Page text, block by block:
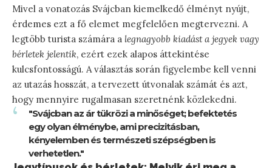
Mivel a vonatozás Svájcban kiemelkedő élményt nyújt,
érdemes ezt a fő elemet megfelelően megtervezni. A
legtöbb turista számára a legnagyobb kiadást a jegyek vagy
bérletek jelentik, ezért ezek alapos áttekintése
kulcsfontosságú. A választás során figyelembe kell venni
az utazás hosszát, a tervezett útvonalak számát és azt,
hogy mennyire rugalmasan szeretnénk közlekedni.
"Svájcban az ár tükrözi a minőséget; befektetés
egy olyan élménybe, ami precizitásban,
kényelemben és természeti szépségben is
verhetetlen."